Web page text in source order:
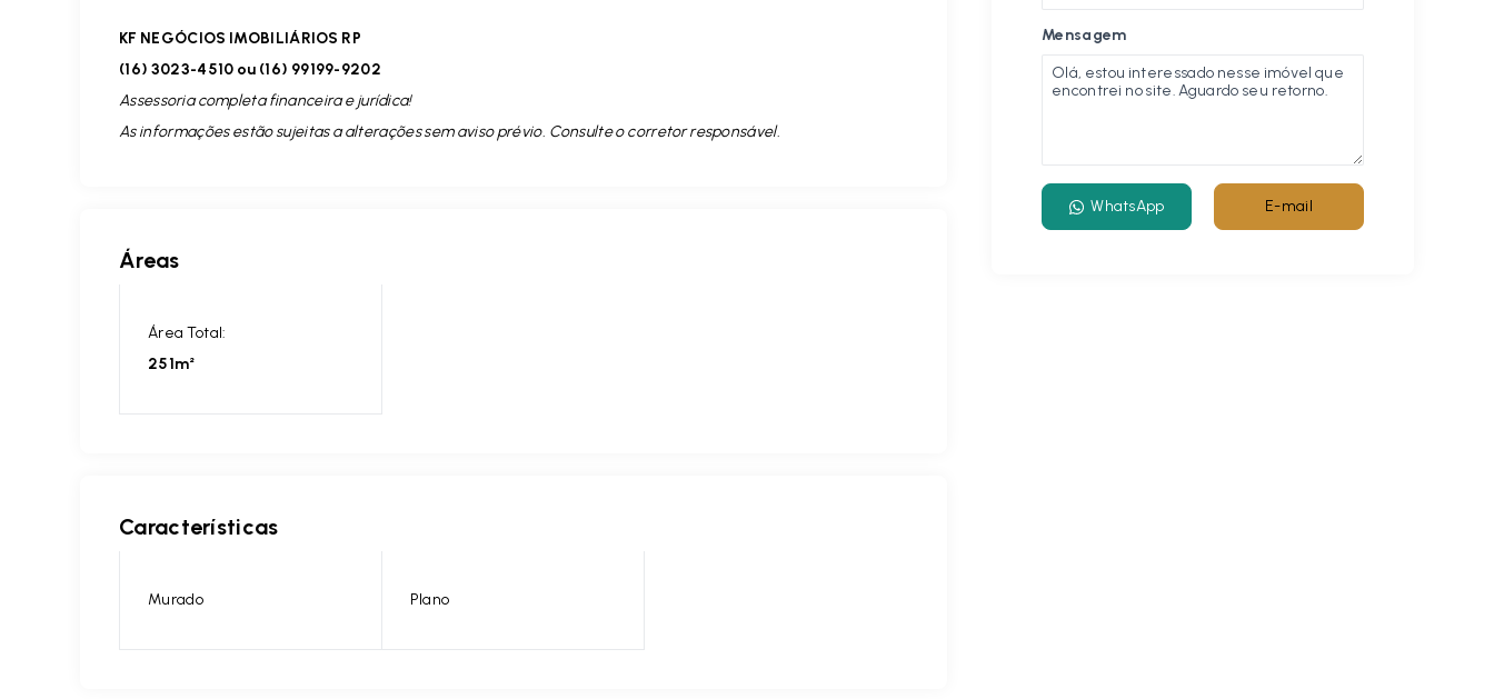
KF NEGÓCIOS IMOBILIÁRIOS RP
(16) 3023-4510 ou (16) 99199-9202
Assessoria completa financeira e jurídica!
As informações estão sujeitas a alterações sem aviso prévio. Consulte o corretor responsável.
Áreas
Área Total:
251m²
Características
Murado Plano
Mensagem
WhatsApp E-mail